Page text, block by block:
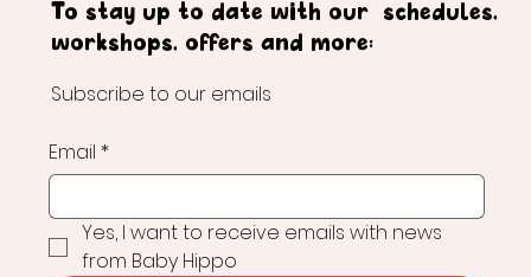
To stay up to date with our schedules,
workshops, offers and more:
Subscribe to our emails
Email *
Yes, I want to receive emails with news
from Baby Hippo